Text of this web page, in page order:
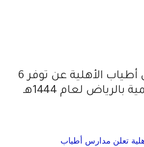
تعلن مدارس أطياب الأهلية عن توفر 6
لعام 1444هـ
تعلن مدارس أطياب